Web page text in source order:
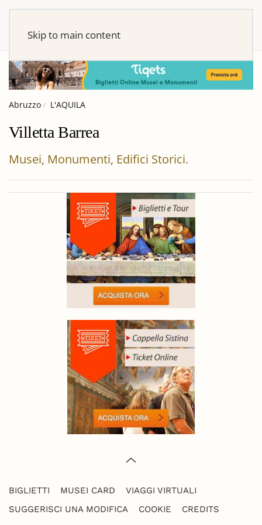
Skip to main content
Abruzzo L'AQUILA
Villetta Barrea
Musei, Monumenti, Edifici Storici.
BIGLIETTI MUSEI CARD
VIAGGI VIRTUALI
SUGGERISCI UNA MODIFICA
COOKIE CREDITS